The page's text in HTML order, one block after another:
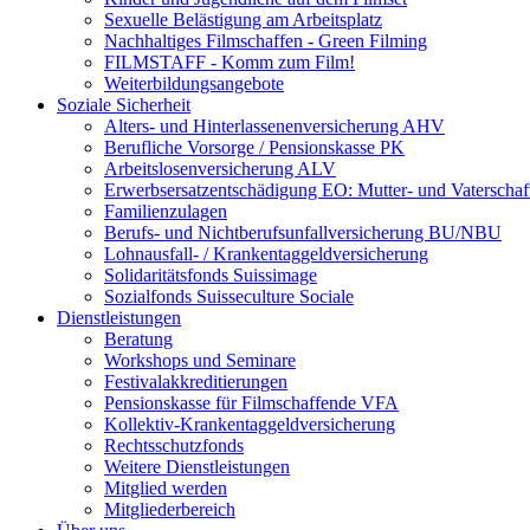
Sexuelle Belästigung am Arbeitsplatz
Nachhaltiges Filmschaffen - Green Filming
FILMSTAFF - Komm zum Film!
Weiterbildungsangebote
Soziale Sicherheit
Alters- und Hinterlassenenversicherung AHV
Berufliche Vorsorge / Pensionskasse PK
Arbeitslosenversicherung ALV
Erwerbsersatzentschädigung EO: Mutter- und
Familienzulagen
Berufs- und Nichtberufsunfallversicherung BU/NBU
Lohnausfall- / Krankentaggeldversicherung
Solidaritätsfonds Suissimage
Sozialfonds Suisseculture Sociale
Dienstleistungen
Beratung
Workshops und Seminare
Festivalakkreditierungen
Pensionskasse für Filmschaffende VFA
Kollektiv-Krankentaggeldversicherung
Rechtsschutzfonds
Weitere Dienstleistungen
Mitglied werden
Mitgliederbereich